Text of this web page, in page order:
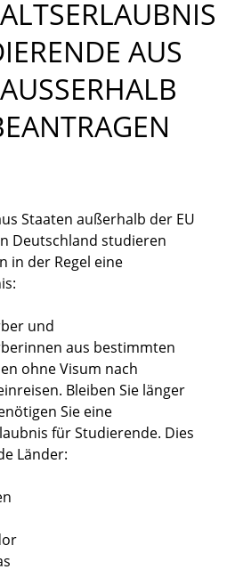
AUS
E
Staaten außerhalb der EU
Deutschland studieren
in der Regel eine
und
aus bestimmten
ohne Visum nach
Bleiben Sie länger
Sie eine
für Studierende. Dies
Länder: